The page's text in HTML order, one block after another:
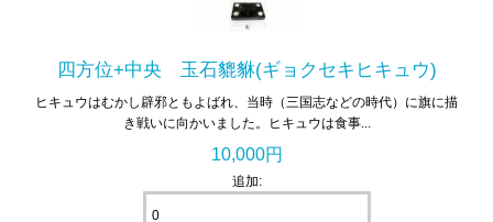
四方位+中央 玉石貔貅(ギョクセキヒキュウ)
ヒキュウはむかし辟邪ともよばれ、当時（三国志などの時代）に旗に描
き戦いに向かいました。ヒキュウは食事...
10,000円
追加: